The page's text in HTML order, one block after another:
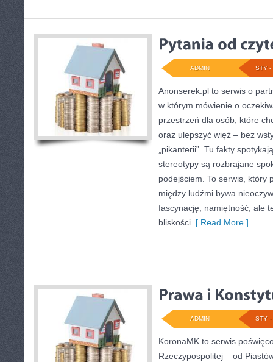
STY -
ADMIN
Anonserek.pl to serwis o
w którym mówienie o
przestrzeń dla osób, które
oraz ulepszyć więź – bez
„pikanterii”. Tu fakty
stereotypy są rozbrajane
podejściem. To serwis, który
między ludźmi bywa
fascynację, namiętność, ale
bliskości [ Read More ]
STY -
ADMIN
KoronaMK to serwis
Rzeczypospolitej – od